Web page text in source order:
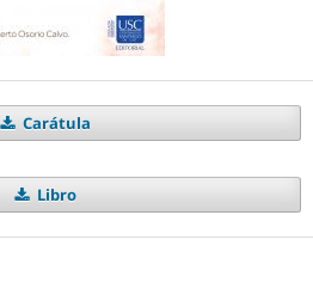
Carátula
Libro